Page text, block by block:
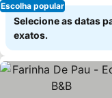
Escolha popular
Selecione as datas
exatos.